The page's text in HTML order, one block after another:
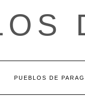
PUEBLOS DE